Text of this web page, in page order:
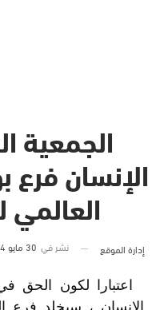
الجمعية
الإنسان فرع
العالمي
إدارة الموقع نشر في 30 مايو 2014 الساعة 12 و 30 دقيقة
اعتبارا لكون الحق